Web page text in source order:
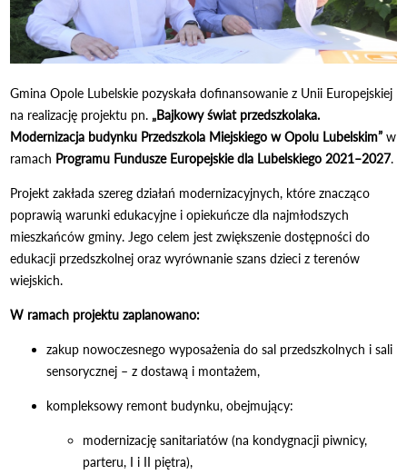
Gmina Opole Lubelskie pozyskała dofinansowanie z Unii Europejskiej
na realizację projektu pn. „Bajkowy świat przedszkolaka.
Modernizacja budynku Przedszkola Miejskiego w Opolu Lubelskim” w
ramach Programu Fundusze Europejskie dla Lubelskiego 2021–2027.
Projekt zakłada szereg działań modernizacyjnych, które znacząco
poprawią warunki edukacyjne i opiekuńcze dla najmłodszych
mieszkańców gminy. Jego celem jest zwiększenie dostępności do
edukacji przedszkolnej oraz wyrównanie szans dzieci z terenów
wiejskich.
W ramach projektu zaplanowano:
zakup nowoczesnego wyposażenia do sal przedszkolnych i sali
sensorycznej – z dostawą i montażem,
kompleksowy remont budynku, obejmujący:
modernizację sanitariatów (na kondygnacji piwnicy,
parteru, I i II piętra),